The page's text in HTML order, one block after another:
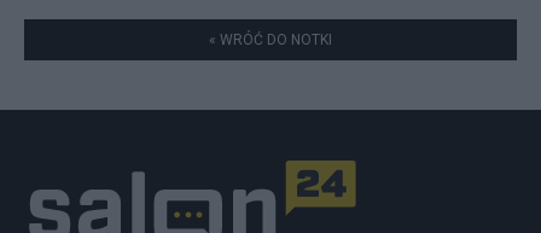
« WRÓĆ DO NOTKI